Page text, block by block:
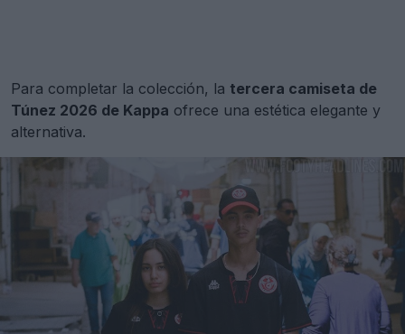
Para completar la colección, la tercera camiseta de
Túnez 2026 de Kappa ofrece una estética elegante y
alternativa.